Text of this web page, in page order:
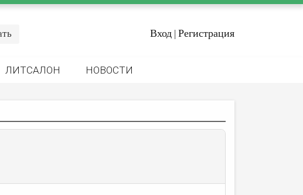
Вход | Регистрация
ЛИТСАЛОН НОВОСТИ